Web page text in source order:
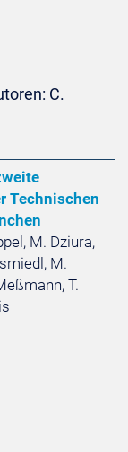
C.
Technischen
M. Dziura,
M.
T.